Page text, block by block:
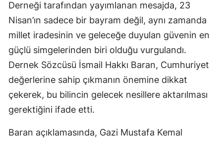
Derneği tarafından yayımlanan mesajda, 23
Nisan’ın sadece bir bayram değil, aynı zamanda
millet iradesinin ve geleceğe duyulan güvenin en
güçlü simgelerinden biri olduğu vurgulandı.
Dernek Sözcüsü İsmail Hakkı Baran, Cumhuriyet
değerlerine sahip çıkmanın önemine dikkat
çekerek, bu bilincin gelecek nesillere aktarılması
gerektiğini ifade etti.
Baran açıklamasında, Gazi Mustafa Kemal